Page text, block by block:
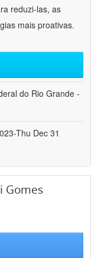
reduzi-las, as
mais proativas.
do Rio Grande -
Thu Dec 31
Gomes